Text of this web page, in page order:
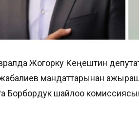
Жогорку Кеңештин
мандаттарынан
Борбордук шайлоо